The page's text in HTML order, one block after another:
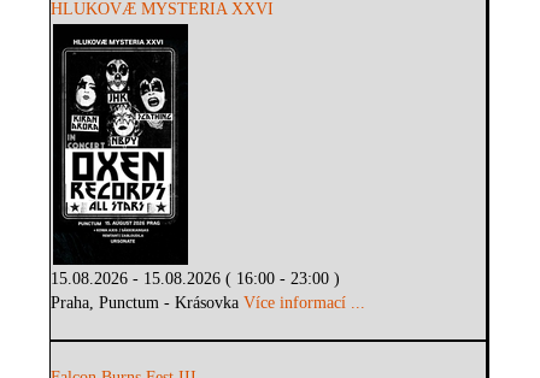
HLUKOVÆ MYSTERIA XXVI
15.08.2026 - 15.08.2026 ( 16:00 - 23:00 )
Praha, Punctum - KrásovkaVíce informací ...